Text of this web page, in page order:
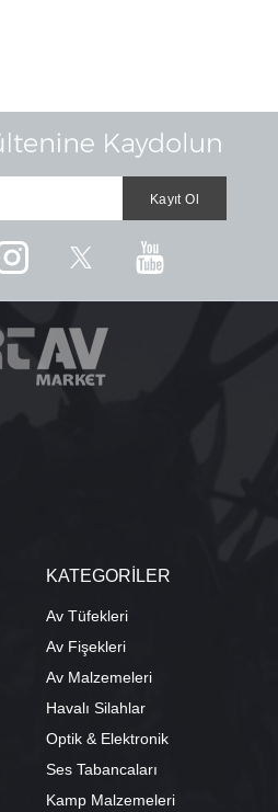
KATEGORİLER
Av Tüfekleri
Av Fişekleri
Av Malzemeleri
Havalı Silahlar
Optik & Elektronik
Ses Tabancaları
Kamp Malzemeleri